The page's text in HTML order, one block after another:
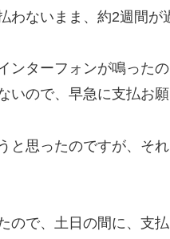
わないまま、約2週間が
ンターフォンが鳴った
いので、早急に支払お
と思ったのですが、そ
ので、土日の間に、支